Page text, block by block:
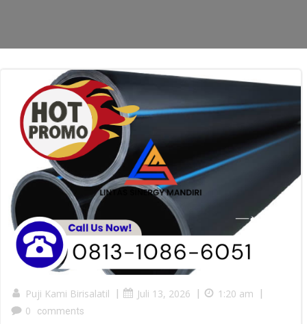
Puji Kami Birisalatil | Juli 13, 2026 | 1:20 am
|
0
comments